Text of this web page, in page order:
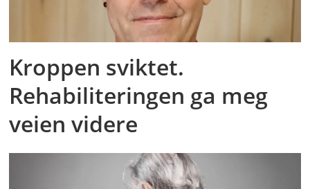
Kroppen sviktet.
Rehabiliteringen ga meg
veien videre